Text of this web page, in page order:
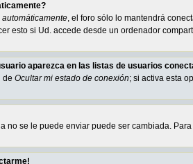
, el foro sólo lo mantendrá
esto si Ud. accede desde un ordenador
aparezca en las listas de usuarios
de Ocultar mi estado de conexión; si activa esta
no se le puede enviar puede ser cambiada.